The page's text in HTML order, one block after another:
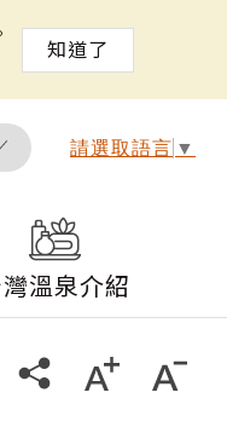
知道了
請選取語言 ▼
灣溫泉介紹